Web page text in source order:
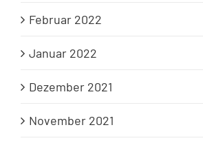
Februar 2022
Januar 2022
Dezember 2021
November 2021